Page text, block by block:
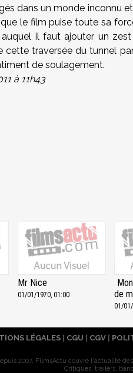
dans un monde inconnu
le film puise toute sa
il faut ajouter un
traversée du tunnel
de soulagement.
à 11h43
Mr Nice
01/01/1970, 01:00
de
01/
LÉGALES | CGU | CGV |
2007, FilmsActu couvre l'actualité
Critiques, trailers,